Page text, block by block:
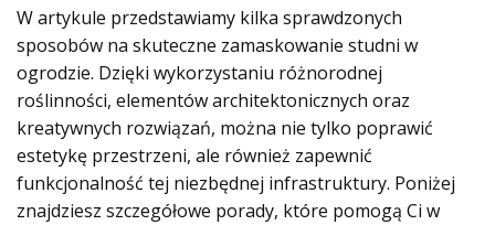
W artykule przedstawiamy kilka sprawdzonych
sposobów na skuteczne zamaskowanie studni w
ogrodzie. Dzięki wykorzystaniu różnorodnej
roślinności, elementów architektonicznych oraz
kreatywnych rozwiązań, można nie tylko poprawić
estetykę przestrzeni, ale również zapewnić
funkcjonalność tej niezbędnej infrastruktury. Poniżej
znajdziesz szczegółowe porady, które pomogą Ci w